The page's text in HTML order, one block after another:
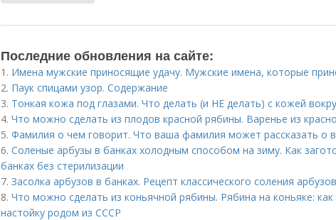
Последние обновления на сайте:
1. Имена мужские приносящие удачу. Мужские имена, которые
2. Паук спицами узор. Содержание
3. Тонкая кожа под глазами. Что делать (и НЕ делать) с кожей
4. Что можно сделать из плодов красной рябины. Варенье из
5. Фамилия о чем говорит. Что ваша фамилия может рассказать о
6. Соленые арбузы в банках холодным способом на зиму. Как
банках без стерилизации
7. Засолка арбузов в банках. Рецепт классического соления
8. Что можно сделать из коньячной рябины. Рябина на коньяке: как
настойку родом из СССР